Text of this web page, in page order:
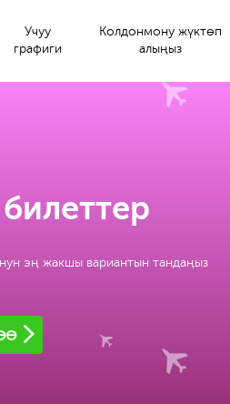
Учуу
графиги
Колдонмону жүктөп
алыңыз
эң жакшы вариантын тандаңыз